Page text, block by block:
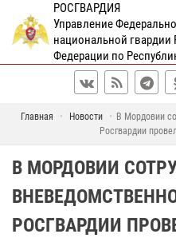
РОСГВАРДИЯ
Управление
национальной гвардии
Федерации по
Главная Новости
В Мордовии
Росгвардии
В МОРДОВИИ
РОСГВАРДИИ